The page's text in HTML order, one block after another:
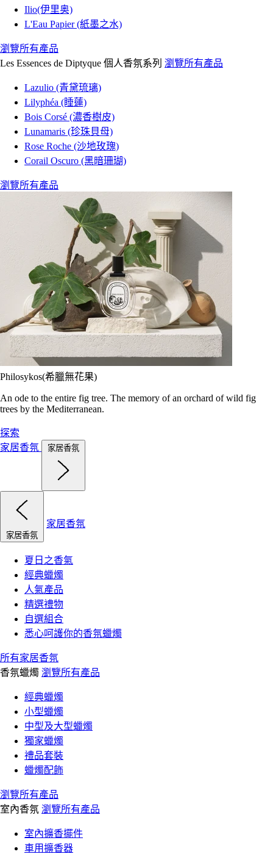
Ilio(伊里奥)
L'Eau Papier (紙墨之水)
瀏覽所有產品
Les Essences de Diptyque 個人香氛系列 瀏覽所有產品
Lazulio (青黛琉璃)
Lilyphéa (睡蓮)
Bois Corsé (濃香樹皮)
Lunamaris (珍珠貝母)
Rose Roche (沙地玫瑰)
Corail Oscuro (黑暗珊瑚)
瀏覽所有產品
Philosykos(希臘無花果)
An ode to the entire fig tree. The memory of an orchard of wild fig
trees by the Mediterranean.
探索
家居香氛
家居香氛
家居香氛
家居香氛
夏日之香氣
經典蠟燭
人氣產品
精選禮物
自選組合
悉心呵護你的香氛蠟燭
所有家居香氛
香氛蠟燭 瀏覽所有產品
經典蠟燭
小型蠟燭
中型及大型蠟燭
獨家蠟燭
禮品套裝
蠟燭配飾
瀏覽所有產品
室內香氛 瀏覽所有產品
室內擴香擺件
車用擴香器